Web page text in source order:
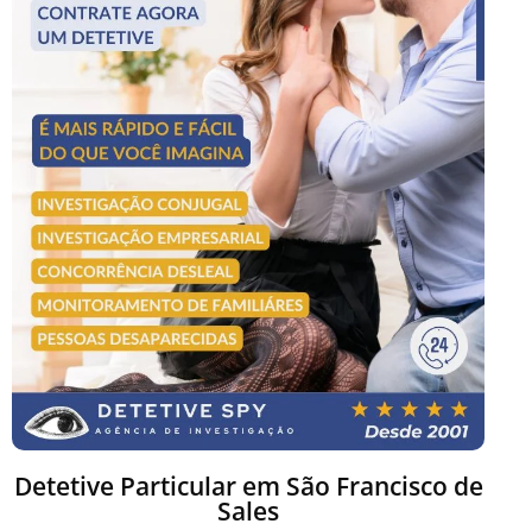
Detetive Particular em São Francisco de
Sales